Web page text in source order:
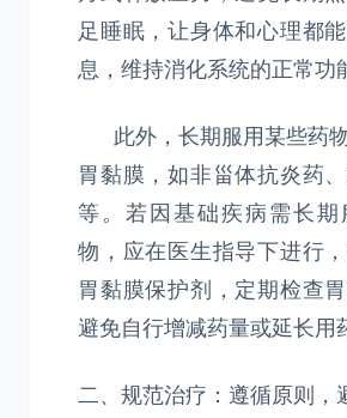
足睡眠，让身体和心理都
息，维持消化系统的正常功
此外，长期服用某些药
胃黏膜，如非甾体抗炎药
等。若因基础疾病需长期
物，应在医生指导下进行
胃黏膜保护剂，定期检查胃
避免自行增减药量或延长用
二、规范治疗：遵循原则，